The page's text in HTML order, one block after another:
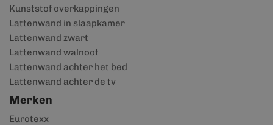
Kunststof overkappingen
Lattenwand in slaapkamer
Lattenwand zwart
Lattenwand walnoot
Lattenwand achter het bed
Lattenwand achter de tv
Merken
Eurotexx